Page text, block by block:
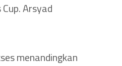
Arsyad
menandingkan